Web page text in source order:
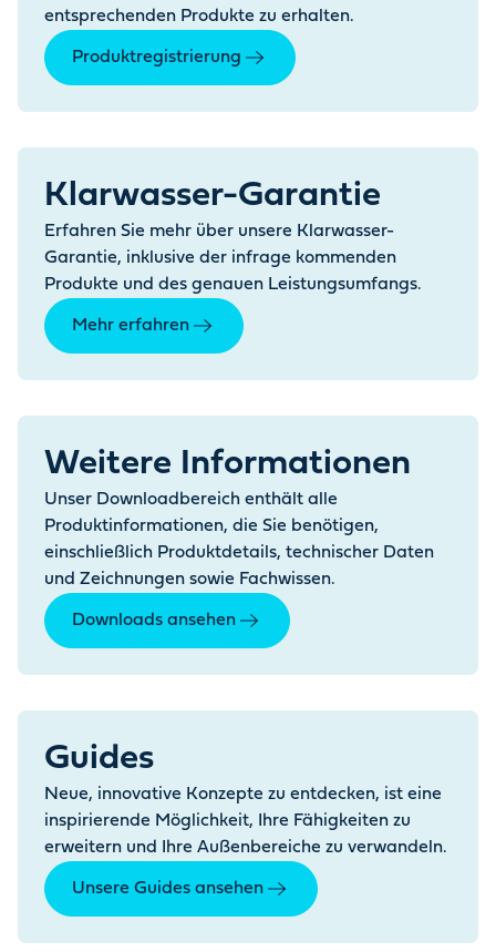
entsprechenden Produkte zu erhalten.
Produktregistrierung
Klarwasser-Garantie
Erfahren Sie mehr über unsere Klarwasser-
Garantie, inklusive der infrage kommenden
Produkte und des genauen Leistungsumfangs.
Mehr erfahren
Weitere Informationen
Unser Downloadbereich enthält alle
Produktinformationen, die Sie benötigen,
einschließlich Produktdetails, technischer Daten
und Zeichnungen sowie Fachwissen.
Downloads ansehen
Guides
Neue, innovative Konzepte zu entdecken, ist eine
inspirierende Möglichkeit, Ihre Fähigkeiten zu
erweitern und Ihre Außenbereiche zu verwandeln.
Unsere Guides ansehen